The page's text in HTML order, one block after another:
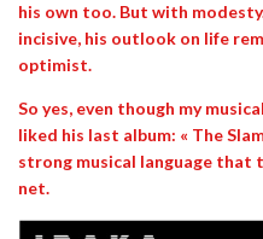
his own too. But with
incisive, his outlook on life
optimist.
So yes, even though my
liked his last album: « The
strong musical language that
net.